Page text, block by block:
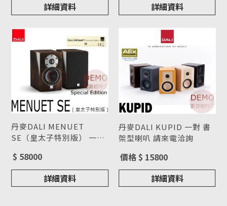
詳細資料
詳細資料
丹麥DALI MENUET
SE（皇太子特別版） 一對
$ 58000
詳細資料
丹麥DALI KUPID 一對 書
架型喇叭 請來電洽詢
價格 $ 15800
詳細資料